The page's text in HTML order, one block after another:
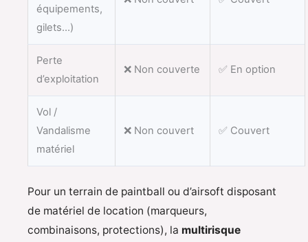
équipements,
gilets…)
Perte
d’exploitation
❌ Non couverte ✅ En option
Vol /
Vandalisme
matériel
❌ Non couvert ✅ Couvert
Pour un terrain de paintball ou d’airsoft disposant
de matériel de location (marqueurs,
combinaisons, protections), la multirisque